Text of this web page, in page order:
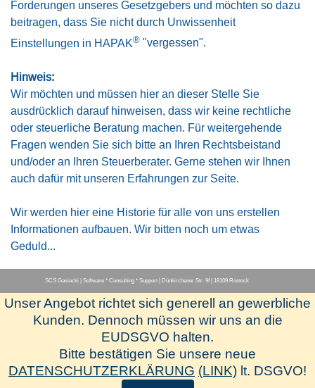
Forderungen unseres Gesetzgebers und möchten so dazu
beitragen, dass Sie nicht durch Unwissenheit
Einstellungen in HAPAK® "vergessen".
Hinweis:
Wir möchten und müssen hier an dieser Stelle Sie
ausdrücklich darauf hinweisen, dass wir keine rechtliche
oder steuerliche Beratung machen. Für weitergehende
Fragen wenden Sie sich bitte an Ihren Rechtsbeistand
und/oder an Ihren Steuerberater. Gerne stehen wir Ihnen
auch dafür mit unseren Erfahrungen zur Seite.
Wir werden hier eine Historie für alle von uns erstellen
Informationen aufbauen. Wir bitten noch um etwas
Geduld...
Menü überspringen
[Herstellerseite-www.hapak.de]
[Newsletter-Anmeldung]
[SCS-Fernwartung]
SCS Gasiecki | Software * Consulting * Support | Dünkirchener Str. 9f | 18109 Rostock
Unser Angebot richtet sich generell an gewerbliche
Kunden. Dennoch müssen wir uns an die
EUDSGVO halten.
Bitte bestätigen Sie unsere neue
DATENSCHUTZERKLÄRUNG (LINK) lt. DSGVO!